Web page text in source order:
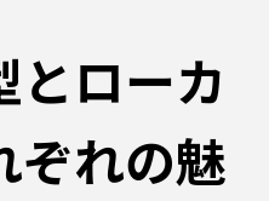
とローカ
ぞれの魅